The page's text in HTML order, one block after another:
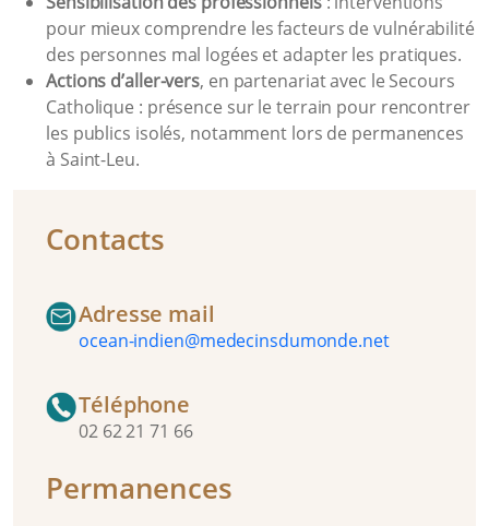
pour mieux comprendre les facteurs de vulnérabilité
des personnes mal logées et adapter les pratiques.
Actions d’aller-vers, en partenariat avec le Secours
Catholique : présence sur le terrain pour rencontrer
les publics isolés, notamment lors de permanences
à Saint-Leu.
Contacts
Adresse mail
ocean-indien@medecinsdumonde.net
Téléphone
02 62 21 71 66
Permanences